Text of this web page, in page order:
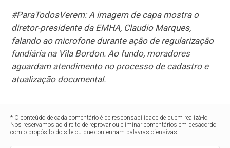
#ParaTodosVerem: A imagem de capa mostra o
diretor-presidente da EMHA, Claudio Marques,
falando ao microfone durante ação de regularização
fundiária na Vila Bordon. Ao fundo, moradores
aguardam atendimento no processo de cadastro e
atualização documental.
* O conteúdo de cada comentário é de responsabilidade de quem realizá-lo.
Nos reservamos ao direito de reprovar ou eliminar comentários em desacordo
com o propósito do site ou que contenham palavras ofensivas.